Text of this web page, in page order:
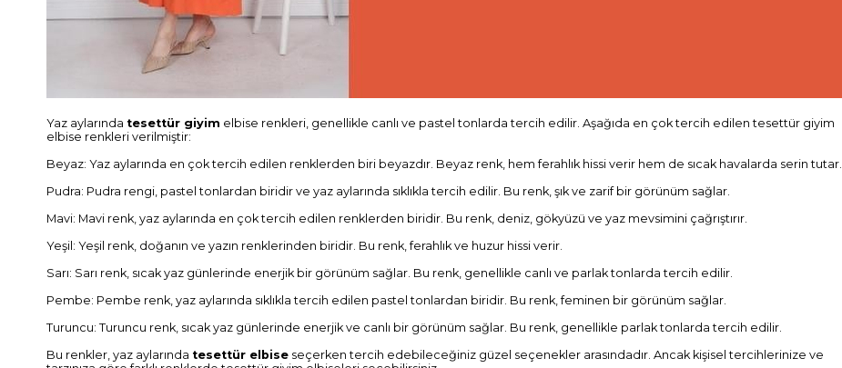
Yaz aylarında tesettür giyim elbise renkleri, genellikle canlı ve pastel tonlarda tercih edilir. Aşağıda en çok tercih edilen tesettür giyim
elbise renkleri verilmiştir:
Beyaz: Yaz aylarında en çok tercih edilen renklerden biri beyazdır. Beyaz renk, hem ferahlık hissi verir hem de sıcak havalarda serin tutar.
Pudra: Pudra rengi, pastel tonlardan biridir ve yaz aylarında sıklıkla tercih edilir. Bu renk, şık ve zarif bir görünüm sağlar.
Mavi: Mavi renk, yaz aylarında en çok tercih edilen renklerden biridir. Bu renk, deniz, gökyüzü ve yaz mevsimini çağrıştırır.
Yeşil: Yeşil renk, doğanın ve yazın renklerinden biridir. Bu renk, ferahlık ve huzur hissi verir.
Sarı: Sarı renk, sıcak yaz günlerinde enerjik bir görünüm sağlar. Bu renk, genellikle canlı ve parlak tonlarda tercih edilir.
Pembe: Pembe renk, yaz aylarında sıklıkla tercih edilen pastel tonlardan biridir. Bu renk, feminen bir görünüm sağlar.
Turuncu: Turuncu renk, sıcak yaz günlerinde enerjik ve canlı bir görünüm sağlar. Bu renk, genellikle parlak tonlarda tercih edilir.
Bu renkler, yaz aylarında tesettür elbise seçerken tercih edebileceğiniz güzel seçenekler arasındadır. Ancak kişisel tercihlerinize ve